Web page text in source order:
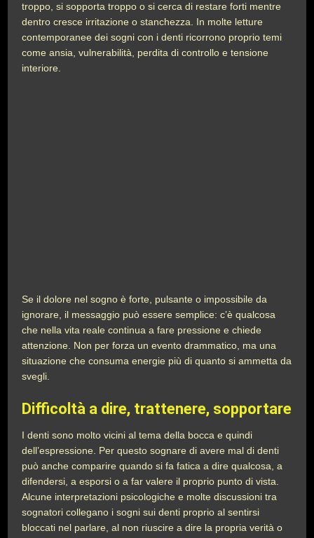
troppo, si sopporta troppo o si cerca di restare forti mentre
dentro cresce irritazione o stanchezza. In molte letture
contemporanee dei sogni con i denti ricorrono proprio temi
come ansia, vulnerabilità, perdita di controllo e tensione
interiore.
Se il dolore nel sogno è forte, pulsante o impossibile da
ignorare, il messaggio può essere semplice: c’è qualcosa
che nella vita reale continua a fare pressione e chiede
attenzione. Non per forza un evento drammatico, ma una
situazione che consuma energie più di quanto si ammetta da
svegli.
Difficoltà a dire, trattenere, sopportare
I denti sono molto vicini al tema della bocca e quindi
dell’espressione. Per questo sognare di avere mal di denti
può anche comparire quando si fa fatica a dire qualcosa, a
difendersi, a esporsi o a far valere il proprio punto di vista.
Alcune interpretazioni psicologiche e molte discussioni tra
sognatori collegano i sogni sui denti proprio al sentirsi
bloccati nel parlare, al non riuscire a dire la propria verità o